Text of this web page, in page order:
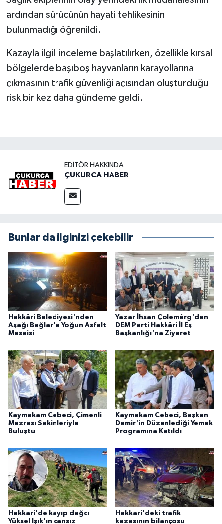
ardından sürücünün hayati tehlikesinin
bulunmadığı öğrenildi.
Kazayla ilgili inceleme başlatılırken, özellikle kırsal
bölgelerde başıboş hayvanların karayollarına
çıkmasının trafik güvenliği açısından oluşturduğu
risk bir kez daha gündeme geldi.
EDITÖR HAKKINDA
ÇUKURCA HABER
Bunlar da ilginizi çekebilir
Hakkâri Belediyesi'nden
Aşağı Bağlar'a Yoğun Asfalt
Mesaisi
Yazar İhsan Çolemêrg'den
DEM Parti Hakkâri İl Eş
Başkanlığı'na Ziyaret
Kaymakam Cebeci, Çimenli
Mezrası Sakinleriyle
Buluştu
Kaymakam Cebeci, Başkan
Demir'in Düzenlediği Yemek
Programına Katıldı
Hakkari'de kayıp dağcı
Yüksel Işık'ın cansız
Hakkari'deki trafik
kazasının bilançosu